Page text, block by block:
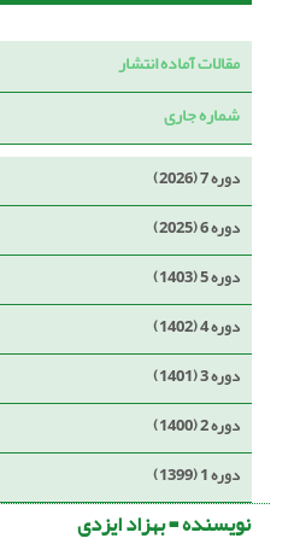
مقالات آماده انتشار
شماره جاری
دوره 7 (2026)
دوره 6 (2025)
دوره 5 (1403)
دوره 4 (1402)
دوره 3 (1401)
دوره 2 (1400)
دوره 1 (1399)
نویسنده =بهزاد ایزدی